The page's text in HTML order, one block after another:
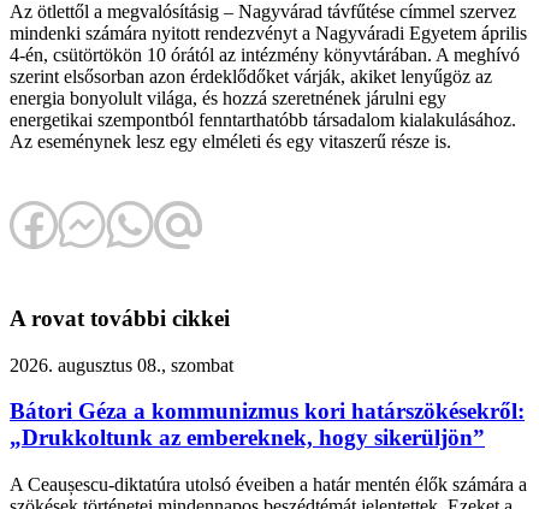
Az ötlettől a megvalósításig – Nagyvárad távfűtése címmel szervez
mindenki számára nyitott rendezvényt a Nagyváradi Egyetem április
4-én, csütörtökön 10 órától az intézmény könyvtárában. A meghívó
szerint elsősorban azon érdeklődőket várják, akiket lenyűgöz az
energia bonyolult világa, és hozzá szeretnének járulni egy
energetikai szempontból fenntarthatóbb társadalom kialakulásához.
Az eseménynek lesz egy elméleti és egy vitaszerű része is.
A rovat további cikkei
2026. augusztus 08., szombat
Bátori Géza a kommunizmus kori határszökésekről:
„Drukkoltunk az embereknek, hogy sikerüljön”
A Ceaușescu-diktatúra utolsó éveiben a határ mentén élők számára a